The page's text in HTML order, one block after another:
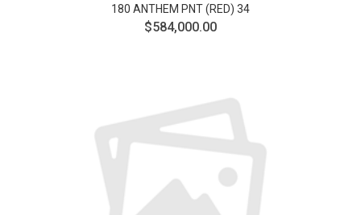
180 ANTHEM PNT (RED) 34
$584,000.00